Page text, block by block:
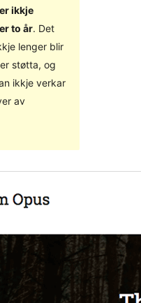
er ikkje
to år. Det
lenger blir
støtta, og
ikkje verkar
av